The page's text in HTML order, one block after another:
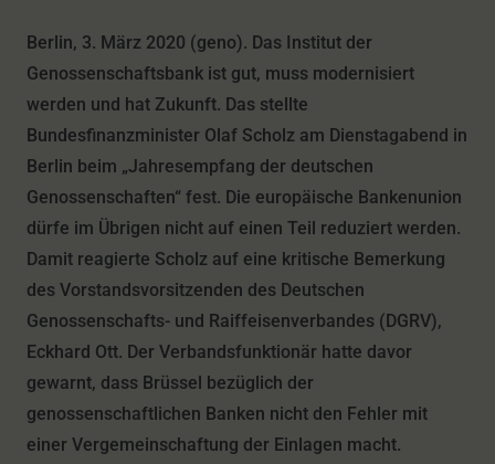
Berlin, 3. März 2020 (geno). Das Institut der
Genossenschaftsbank ist gut, muss modernisiert
werden und hat Zukunft. Das stellte
Bundesfinanzminister Olaf Scholz am Dienstagabend in
Berlin beim „Jahresempfang der deutschen
Genossenschaften“ fest. Die europäische Bankenunion
dürfe im Übrigen nicht auf einen Teil reduziert werden.
Damit reagierte Scholz auf eine kritische Bemerkung
des Vorstandsvorsitzenden des Deutschen
Genossenschafts- und Raiffeisenverbandes (DGRV),
Eckhard Ott. Der Verbandsfunktionär hatte davor
gewarnt, dass Brüssel bezüglich der
genossenschaftlichen Banken nicht den Fehler mit
einer Vergemeinschaftung der Einlagen macht.